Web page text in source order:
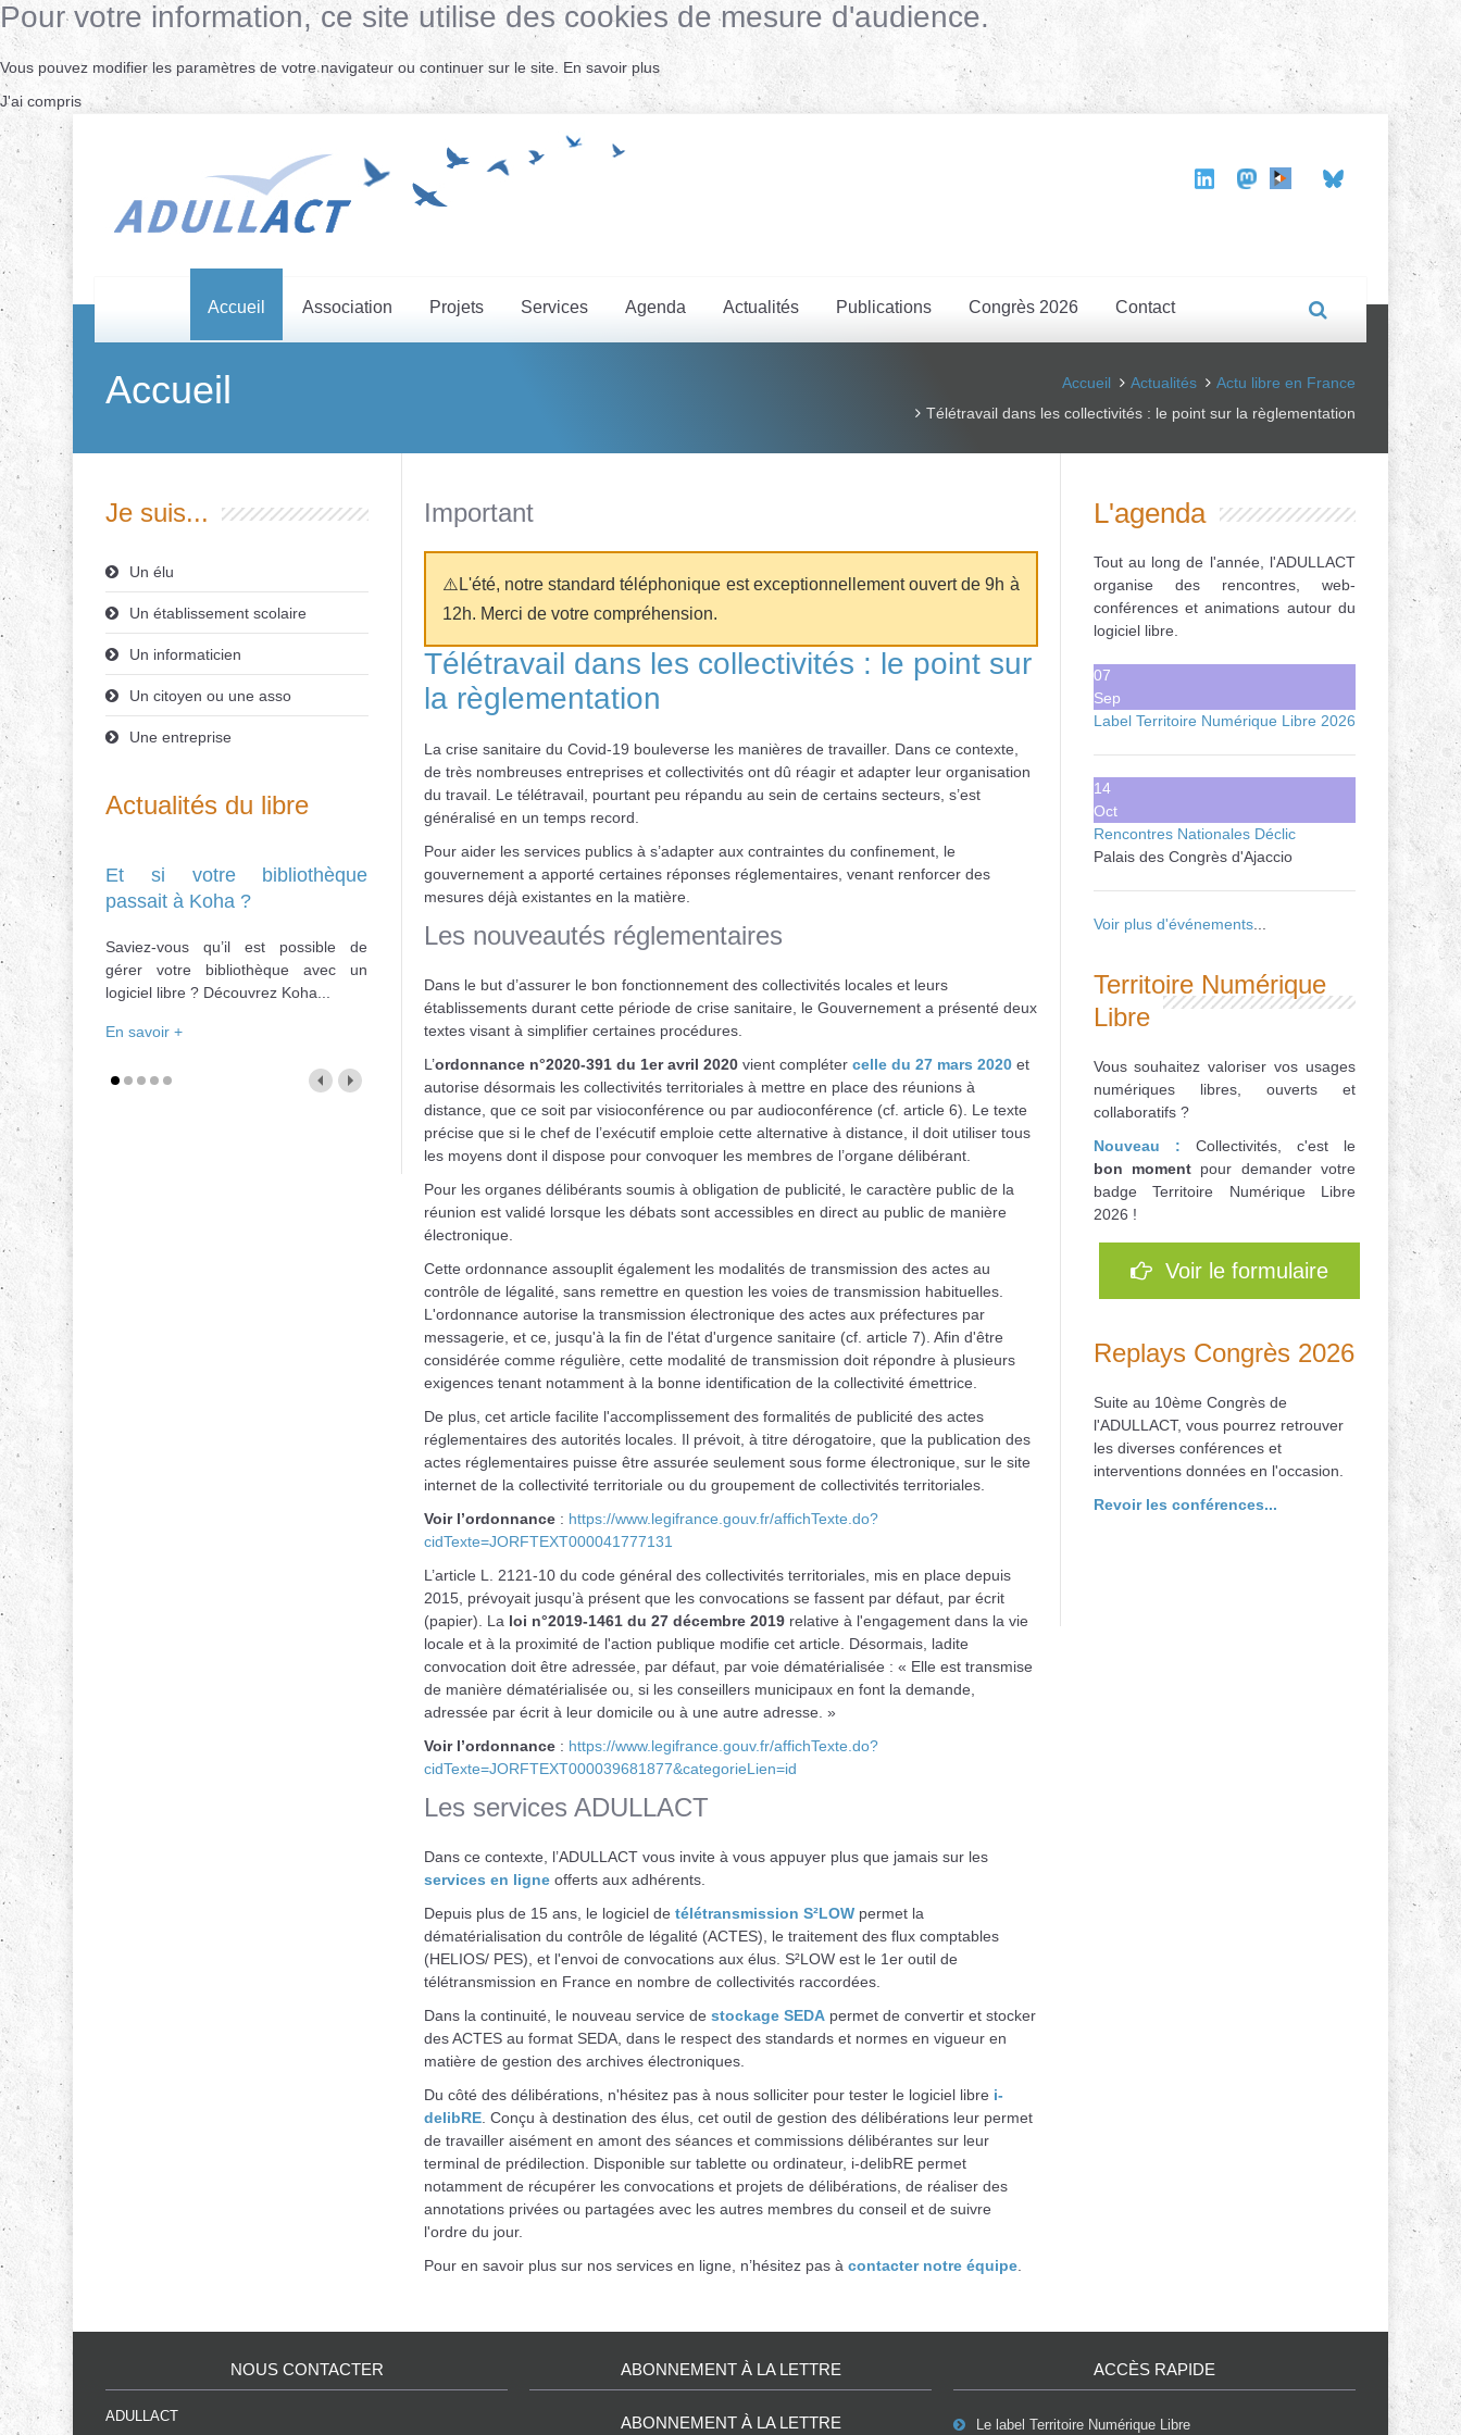
Pour votre information, ce site utilise des cookies de mesure d'audience.
Vous pouvez modifier les paramètres de votre navigateur ou continuer sur le site. En savoir plus
J'ai compris
Accueil Association Projets Services Agenda Actualités Publications Congrès 2026 Contact
Accueil Accueil Actualités
Actu libre en France
Télétravail dans les collectivités : le point sur la règlementation
Je suis...
Un élu
Un établissement scolaire
Un informaticien
Un citoyen ou une asso
Une entreprise
Actualités du libre
Et si votre bibliothèque
passait à Koha ?
Saviez-vous qu’il est possible de
gérer votre bibliothèque avec un
logiciel libre ? Découvrez Koha...
En savoir +
Important
⚠️L'été, notre standard téléphonique est exceptionnellement ouvert de 9h à
12h. Merci de votre compréhension.
Télétravail dans les collectivités : le point sur
la règlementation
La crise sanitaire du Covid-19 bouleverse les manières de travailler. Dans ce contexte,
de très nombreuses entreprises et collectivités ont dû réagir et adapter leur organisation
du travail. Le télétravail, pourtant peu répandu au sein de certains secteurs, s’est
généralisé en un temps record.
Pour aider les services publics à s’adapter aux contraintes du confinement, le
gouvernement a apporté certaines réponses réglementaires, venant renforcer des
mesures déjà existantes en la matière.
Les nouveautés réglementaires
Dans le but d’assurer le bon fonctionnement des collectivités locales et leurs
établissements durant cette période de crise sanitaire, le Gouvernement a présenté deux
textes visant à simplifier certaines procédures.
L’ordonnance n°2020-391 du 1er avril 2020vient compléter celle du 27 mars 2020et
autorise désormais les collectivités territoriales à mettre en place des réunions à
distance, que ce soit par visioconférence ou par audioconférence (cf. article 6). Le texte
précise que si le chef de l’exécutif emploie cette alternative à distance, il doit utiliser tous
les moyens dont il dispose pour convoquer les membres de l’organe délibérant.
Pour les organes délibérants soumis à obligation de publicité, le caractère public de la
réunion est validé lorsque les débats sont accessibles en direct au public de manière
électronique.
Cette ordonnance assouplit également les modalités de transmission des actes au
contrôle de légalité, sans remettre en question les voies de transmission habituelles.
L'ordonnance autorise la transmission électronique des actes aux préfectures par
messagerie, et ce, jusqu'à la fin de l'état d'urgence sanitaire (cf. article 7). Afin d'être
considérée comme régulière, cette modalité de transmission doit répondre à plusieurs
exigences tenant notamment à la bonne identification de la collectivité émettrice.
De plus, cet article facilite l'accomplissement des formalités de publicité des actes
réglementaires des autorités locales. Il prévoit, à titre dérogatoire, que la publication des
actes réglementaires puisse être assurée seulement sous forme électronique, sur le site
internet de la collectivité territoriale ou du groupement de collectivités territoriales.
Voir l’ordonnance: https://www.legifrance.gouv.fr/affichTexte.do?
cidTexte=JORFTEXT000041777131
L’article L. 2121-10 du code général des collectivités territoriales, mis en place depuis
2015, prévoyait jusqu’à présent que les convocations se fassent par défaut, par écrit
(papier). La loi n°2019-1461 du 27 décembre 2019relative à l'engagement dans la vie
locale et à la proximité de l'action publique modifie cet article. Désormais, ladite
convocation doit être adressée, par défaut, par voie dématérialisée : « Elle est transmise
de manière dématérialisée ou, si les conseillers municipaux en font la demande,
adressée par écrit à leur domicile ou à une autre adresse. »
Voir l’ordonnance: https://www.legifrance.gouv.fr/affichTexte.do?
cidTexte=JORFTEXT000039681877&categorieLien=id
Les services ADULLACT
Dans ce contexte, l’ADULLACT vous invite à vous appuyer plus que jamais sur les
services en ligneofferts aux adhérents.
Depuis plus de 15 ans, le logiciel de télétransmission S²LOWpermet la
dématérialisation du contrôle de légalité (ACTES), le traitement des flux comptables
(HELIOS/ PES), et l'envoi de convocations aux élus. S²LOW est le 1er outil de
télétransmission en France en nombre de collectivités raccordées.
Dans la continuité, le nouveau service de stockage SEDApermet de convertir et stocker
des ACTES au format SEDA, dans le respect des standards et normes en vigueur en
matière de gestion des archives électroniques.
Du côté des délibérations, n'hésitez pas à nous solliciter pour tester le logiciel libre i-
delibRE. Conçu à destination des élus, cet outil de gestion des délibérations leur permet
de travailler aisément en amont des séances et commissions délibérantes sur leur
terminal de prédilection. Disponible sur tablette ou ordinateur, i-delibRE permet
notamment de récupérer les convocations et projets de délibérations, de réaliser des
annotations privées ou partagées avec les autres membres du conseil et de suivre
l'ordre du jour.
Pour en savoir plus sur nos services en ligne, n’hésitez pas à contacter notre équipe.
L'agenda
Tout au long de l'année, l'ADULLACT
organise des rencontres, web-
conférences et animations autour du
logiciel libre.
07
Sep
Label Territoire Numérique Libre 2026
14
Oct
Rencontres Nationales Déclic
Palais des Congrès d'Ajaccio
Voir plus d'événements...
Territoire Numérique
Libre
Vous souhaitez valoriser vos usages
numériques libres, ouverts et
collaboratifs ?
Nouveau :
Collectivités, c'est le
bon
momentpour demander votre
badge Territoire Numérique Libre
2026 !
Voir le formulaire
Replays Congrès 2026
Suite au 10ème Congrès de
l'ADULLACT, vous pourrez retrouver
les diverses conférences et
interventions données en l'occasion.
Revoir les conférences...
NOUS CONTACTER
ADULLACT
ABONNEMENT À LA LETTRE
ABONNEMENT À LA LETTRE
ACCÈS RAPIDE
Le label Territoire Numérique Libre